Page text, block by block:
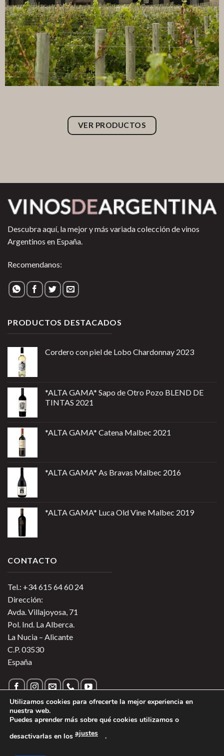
VER PRODUCTOS
Descubra aquí, la mejor y más variada colección de vinos
Argentinos en España.
Recomendanos:
PRODUCTOS DESTACADOS
Cordero con piel de Lobo Chardonnay 2023
*ALTA GAMA* Sapo de Otro Pozo BLEND DE
TINTAS 2021
*ALTA GAMA* Catena Malbec 2021
*ALTA GAMA* As Bravas Malbec 2016
*ALTA GAMA* Luca Old Vine Malbec 2019
CONTACTO
Tel.: +34 615 64 60 24
Dirección:
Avda. Villajoyosa, 71
Pol. Ind. La Alberca.
La Nucia – Alicante
C.P. 03530
España
sobre las Cookies
Utilizamos cookies para ofrecerte la mejor experiencia en
nuestra web.
Puedes aprender más sobre qué cookies utilizamos o
desactivarlas en los ajustes .